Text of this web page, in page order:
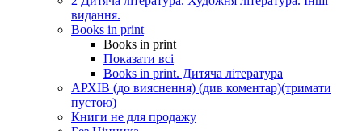
видання.
Books in print
Books in print
Показати всі
Books in print. Дитяча література
АРХІВ (до вияснення) (див коментар)(тримати
пустою)
Книги не для продажу